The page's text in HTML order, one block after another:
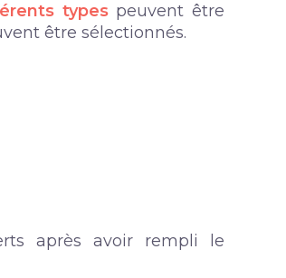
typespeuvent être
être sélectionnés.
après avoir rempli le